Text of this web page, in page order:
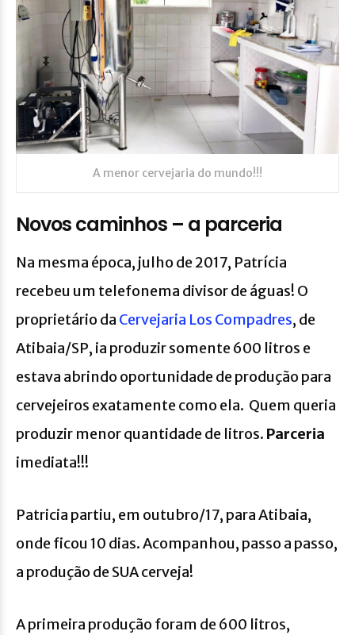
A menor cervejaria do mundo!!!
Novos caminhos – a parceria
Na mesma época, julho de 2017, Patrícia
recebeu um telefonema divisor de águas! O
proprietário da Cervejaria Los Compadres, de
Atibaia/SP, ia produzir somente 600 litros e
estava abrindo oportunidade de produção para
cervejeiros exatamente como ela. Quem queria
produzir menor quantidade de litros. Parceria
imediata!!!
Patricia partiu, em outubro/17, para Atibaia,
onde ficou 10 dias. Acompanhou, passo a passo,
a produção de SUA cerveja!
A primeira produção foram de 600 litros,